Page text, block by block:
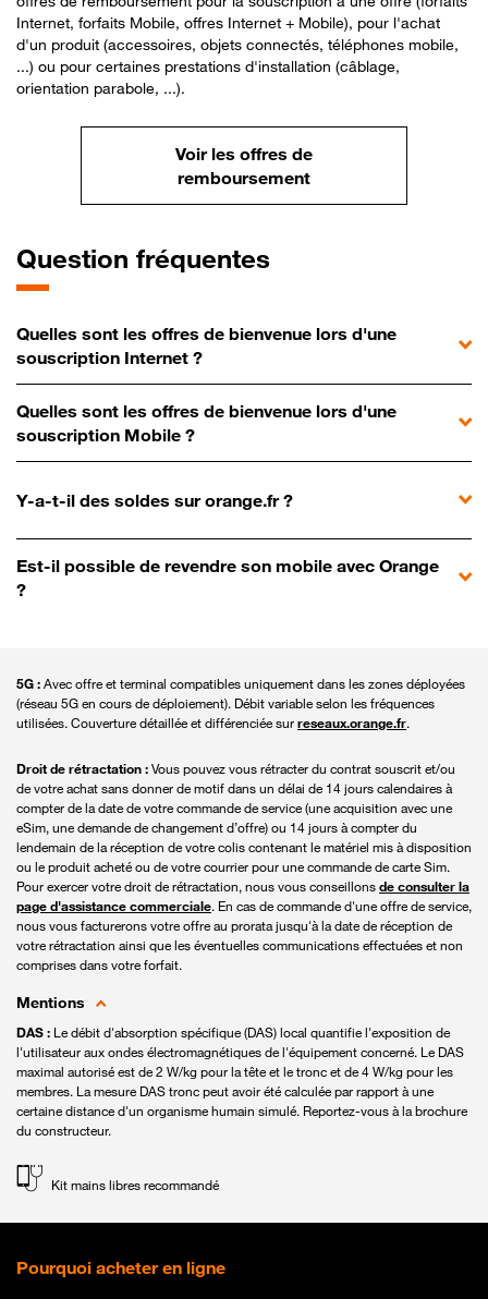
Internet, forfaits Mobile, offres Internet + Mobile), pour l'achat
d'un produit (accessoires, objets connectés, téléphones mobile,
...) ou pour certaines prestations d'installation (câblage,
orientation parabole, ...).
Voir les offres de
remboursement
Question fréquentes
Quelles sont les offres de bienvenue lors d'une
souscription Internet ?
Quelles sont les offres de bienvenue lors d'une
souscription Mobile ?
Y-a-t-il des soldes sur orange.fr ?
Est-il possible de revendre son mobile avec Orange
?
5G :Avec offre et terminal compatibles uniquement dans les zones déployées
(réseau 5G en cours de déploiement). Débit variable selon les fréquences
utilisées. Couverture détaillée et différenciée surreseaux.orange.fr.
Droit de rétractation :Vous pouvez vous rétracter du contrat souscrit et/ou
de votre achat sans donner de motif dans un délai de 14 jours calendaires à
compter de la date de votre commande de service (une acquisition avec une
eSim, une demande de changement d’offre) ou 14 jours à compter du
lendemain de la réception de votre colis contenant le matériel mis à disposition
ou le produit acheté ou de votre courrier pour une commande de carte Sim.
Pour exercer votre droit de rétractation, nous vous conseillonsde consulter la
page d'assistance commerciale. En cas de commande d'une offre de service,
nous vous facturerons votre offre au prorata jusqu'à la date de réception de
votre rétractation ainsi que les éventuelles communications effectuées et non
comprises dans votre forfait.
Mentions
DAS : Le débit d'absorption spécifique (DAS) local quantifie l'exposition de
l'utilisateur aux ondes électromagnétiques de l'équipement concerné. Le DAS
maximal autorisé est de 2 W/kg pour la tête et le tronc et de 4 W/kg pour les
membres. La mesure DAS tronc peut avoir été calculée par rapport à une
certaine distance d'un organisme humain simulé. Reportez-vous à la brochure
du constructeur.
Kit mains libres recommandé
Pourquoi acheter en ligne